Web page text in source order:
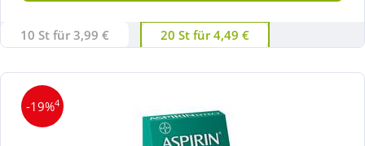
10 St für 3,99 € 20 St für 4,49 €
-19%4